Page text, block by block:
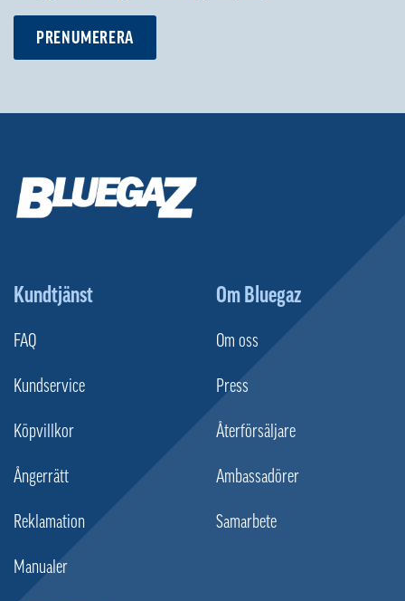
PRENUMERERA
Kundtjänst
FAQ
Kundservice
Köpvillkor
Ångerrätt
Reklamation
Manualer
Om Bluegaz
Om oss
Press
Återförsäljare
Ambassadörer
Samarbete